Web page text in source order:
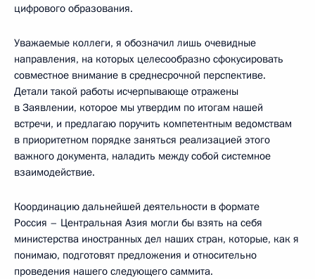
цифрового образования.
Уважаемые коллеги, я обозначил лишь очевидные
направления, на которых целесообразно сфокусировать
совместное внимание в среднесрочной перспективе.
Детали такой работы исчерпывающе отражены
в Заявлении, которое мы утвердим по итогам нашей
встречи, и предлагаю поручить компетентным ведомствам
в приоритетном порядке заняться реализацией этого
важного документа, наладить между собой системное
взаимодействие.
Координацию дальнейшей деятельности в формате
Россия – Центральная Азия могли бы взять на себя
министерства иностранных дел наших стран, которые, как я
понимаю, подготовят предложения и относительно
проведения нашего следующего саммита.